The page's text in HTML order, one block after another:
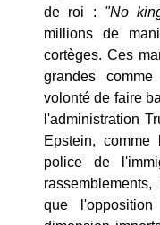
de roi : "No
millions de
cortèges. Ces
grandes
volonté de faire
l'administration
Epstein,
police de
que